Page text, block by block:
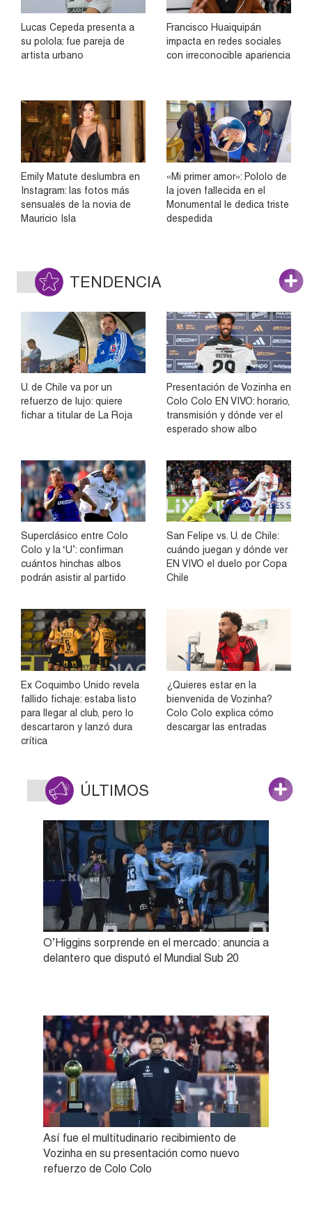
Lucas Cepeda presenta a
su polola: fue pareja de
artista urbano
Francisco Huaiquipán
impacta en redes sociales
con irreconocible apariencia
Emily Matute deslumbra en
Instagram: las fotos más
sensuales de la novia de
Mauricio Isla
«Mi primer amor»: Pololo de
la joven fallecida en el
Monumental le dedica triste
despedida
TENDENCIA
U. de Chile va por un
refuerzo de lujo: quiere
fichar a titular de La Roja
Presentación de Vozinha en
Colo Colo EN VIVO: horario,
transmisión y dónde ver el
esperado show albo
Superclásico entre Colo
Colo y la ‘U’: confirman
cuántos hinchas albos
podrán asistir al partido
San Felipe vs. U. de Chile:
cuándo juegan y dónde ver
EN VIVO el duelo por Copa
Chile
Ex Coquimbo Unido revela
fallido fichaje: estaba listo
para llegar al club, pero lo
descartaron y lanzó dura
crítica
¿Quieres estar en la
bienvenida de Vozinha?
Colo Colo explica cómo
descargar las entradas
ÚLTIMOS
O’Higgins sorprende en el mercado: anuncia a
delantero que disputó el Mundial Sub 20
Así fue el multitudinario recibimiento de
Vozinha en su presentación como nuevo
refuerzo de Colo Colo